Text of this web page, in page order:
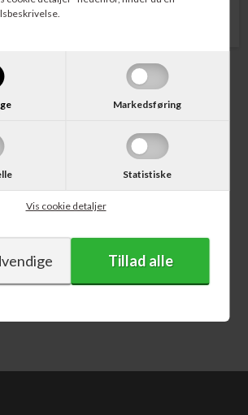
Markedsføring
Statistiske
Vis cookie detaljer
DKK